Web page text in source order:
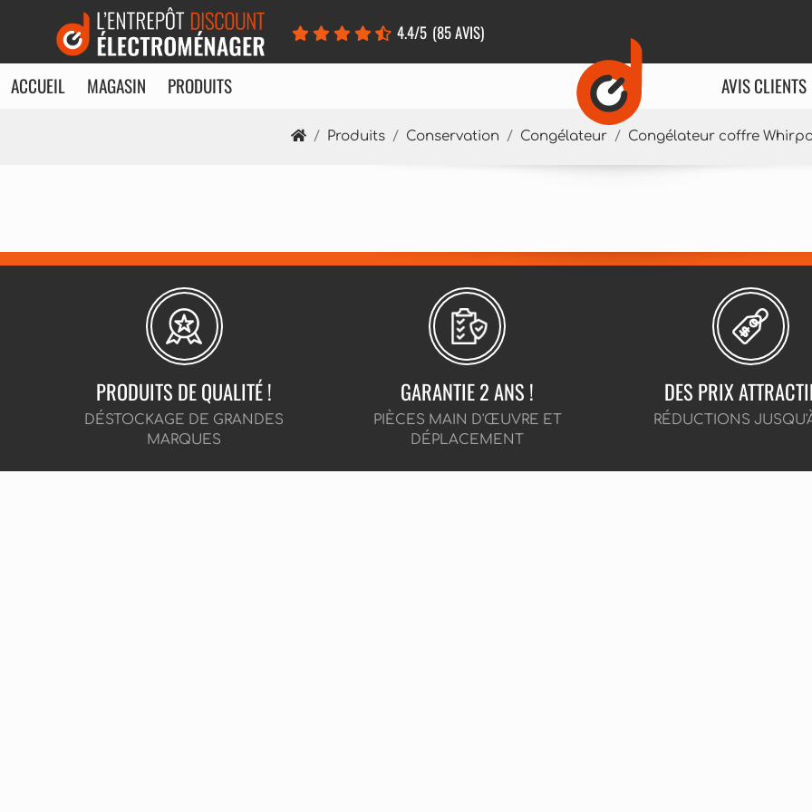
4.4/5 (85 AVIS)
ACCUEIL MAGASIN PRODUITS AVIS CLIENTS
Produits Conservation Congélateur Congélateur coffre
PRODUITS DE QUALITÉ !
DÉSTOCKAGE DE GRANDES
MARQUES
GARANTIE 2 ANS !
PIÈCES MAIN D'ŒUVRE ET
DÉPLACEMENT
DES PRIX
RÉDUCTIONS
Panneau de gestion des cookies